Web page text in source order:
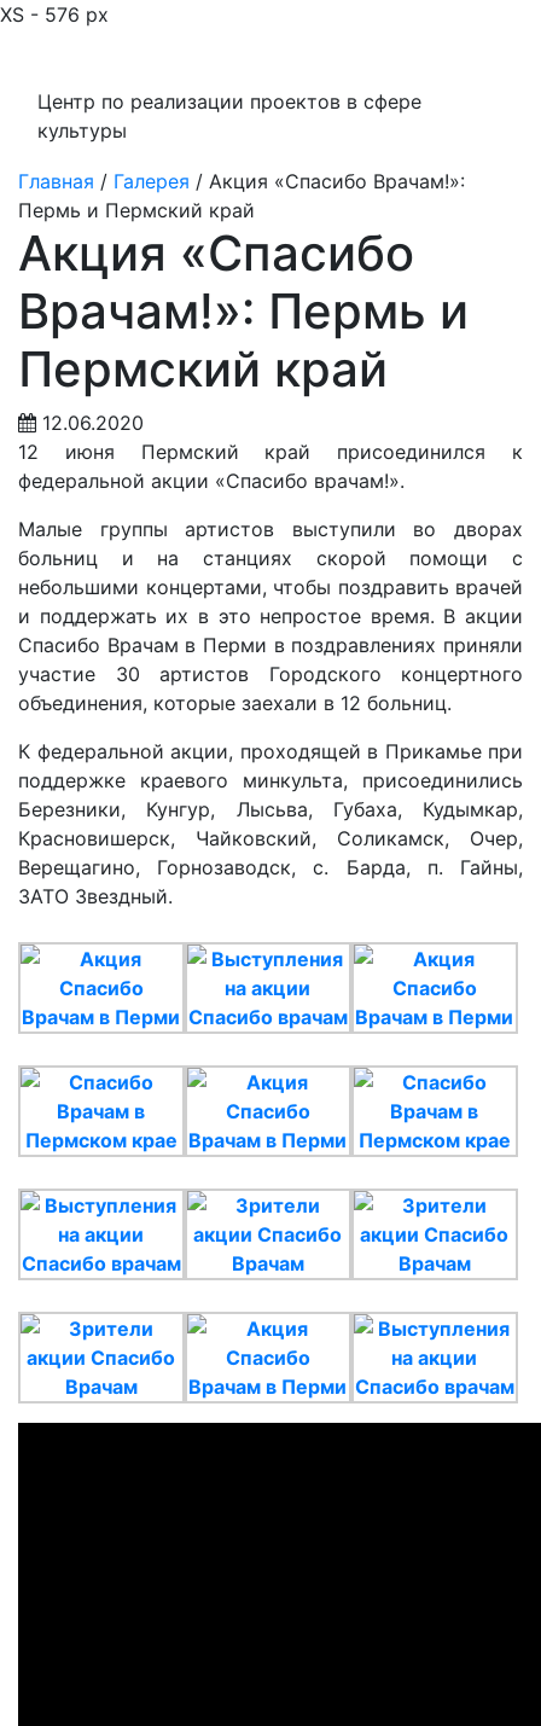
XS - 576 px
Центр по реализации проектов в сфере
культуры
Главная / Галерея / Акция «Спасибо Врачам!»:
Пермь и Пермский край
Акция «Спасибо
Врачам!»: Пермь и
Пермский край
12.06.2020
12 июня Пермский край присоединился к
федеральной акции «Спасибо врачам!».
Малые группы артистов выступили во дворах
больниц и на станциях скорой помощи с
небольшими концертами, чтобы поздравить врачей
и поддержать их в это непростое время. В акции
Спасибо Врачам в Перми в поздравлениях приняли
участие 30 артистов Городского концертного
объединения, которые заехали в 12 больниц.
К федеральной акции, проходящей в Прикамье при
поддержке краевого минкульта, присоединились
Березники, Кунгур, Лысьва, Губаха, Кудымкар,
Красновишерск, Чайковский, Соликамск, Очер,
Верещагино, Горнозаводск, с. Барда, п. Гайны,
ЗАТО Звездный.